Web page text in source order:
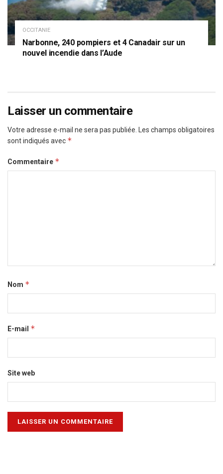
OCCITANIE
Narbonne, 240 pompiers et 4 Canadair sur un
nouvel incendie dans l’Aude
Laisser un commentaire
Votre adresse e-mail ne sera pas publiée. Les champs obligatoires
sont indiqués avec *
Commentaire *
Nom *
E-mail *
Site web